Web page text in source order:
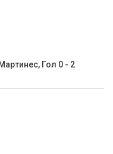
Гол 0 - 2